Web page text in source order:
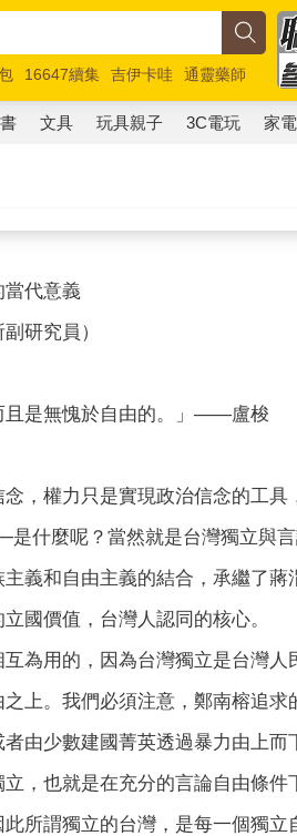
16647續集 吉伊卡哇
通靈藥師
員5 超慢跑
文具 玩具親子 3C電玩 家電
代意義
研究員）
且是無愧於自由的。」——盧梭
，權力只是實現政治信念的工
什麼呢？當然就是台灣獨立與
義和自由主義的結合，承繼了
國價值，台灣人認同的核心。
為用的，因為台灣獨立是台灣
上。我們必須注意，鄭南榕追
由少數建國菁英透過暴力由上
，也就是在充分的言論自由條
所謂獨立的台灣，是每一個獨